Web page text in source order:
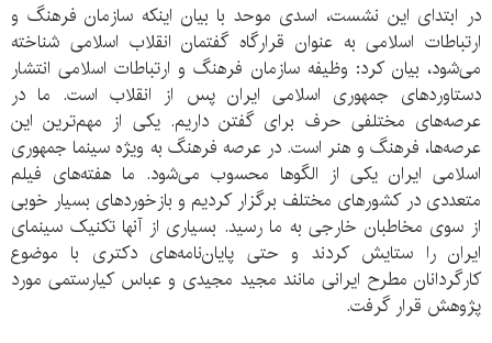
در ابتدای این نشست، اسدی موحد با بیان اینکه سازمان فرهنگ و
ارتباطات اسلامی به عنوان قرارگاه گفتمان انقلاب اسلامی شناخته
می‌شود، بیان کرد: وظیفه سازمان فرهنگ و ارتباطات اسلامی انتشار
دستاوردهای جمهوری اسلامی ایران پس از انقلاب است. ما در
عرصه‌های مختلفی حرف برای گفتن داریم. یکی از مهم‌ترین این
عرصه‌ها، فرهنگ و هنر است. در عرصه فرهنگ به ویژه سینما جمهوری
اسلامی ایران یکی از الگوها محسوب می‌شود. ما هفته‌های فیلم
متعددی در کشورهای مختلف برگزار کردیم و بازخوردهای بسیار خوبی
از سوی مخاطبان خارجی به ما رسید. بسیاری از آنها تکنیک سینمای
ایران را ستایش کردند و حتی پایان‌نامه‌های دکتری با موضوع
کارگردانان مطرح ایرانی مانند مجید مجیدی و عباس کیارستمی مورد
پژوهش قرار گرفت.